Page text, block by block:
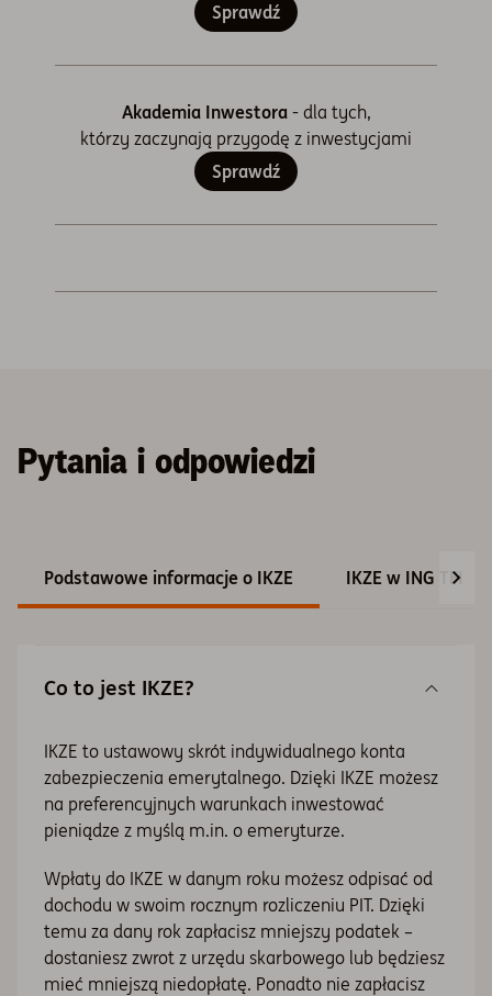
Sprawdź
Akademia Inwestora- dla tych,
którzy zaczynają przygodę z inwestycjami
Sprawdź
Pytania i odpowiedzi
Podstawowe informacje o IKZE IKZE w ING TFI
Co to jest IKZE?
IKZE to ustawowy skrót indywidualnego konta
zabezpieczenia emerytalnego. Dzięki IKZE możesz
na preferencyjnych warunkach inwestować
pieniądze z myślą m.in. o emeryturze.
Wpłaty do IKZE w danym roku możesz odpisać od
dochodu w swoim rocznym rozliczeniu PIT. Dzięki
temu za dany rok zapłacisz mniejszy podatek –
dostaniesz zwrot z urzędu skarbowego lub będziesz
mieć mniejszą niedopłatę. Ponadto nie zapłacisz